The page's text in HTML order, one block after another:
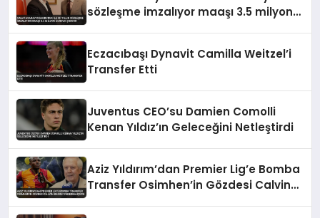
sözleşme imzalıyor maaşı 3.5 milyon
Eczacıbaşı Dynavit Camilla Weitzel’i
Transfer Etti
Juventus CEO’su Damien Comolli
Kenan Yıldız’ın Geleceğini Netleştirdi
Aziz Yıldırım’dan Premier Lig’e Bomba
Transfer Osimhen’in Gözdesi Calvin